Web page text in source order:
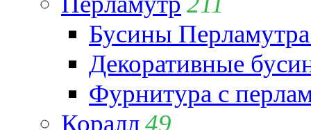
Бусины
Декоративные
Фурнитура с
Коралл49